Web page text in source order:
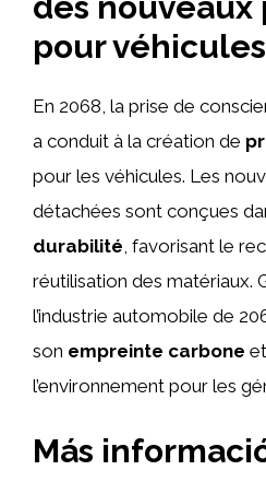
pour
En 2068, la prise de
a conduit à la création de
pour les véhicules. Les
détachées sont conçues
durabilité, favorisant le
réutilisation des matériaux.
l’industrie automobile de
son empreinte carbone
l’environnement pour les
Más